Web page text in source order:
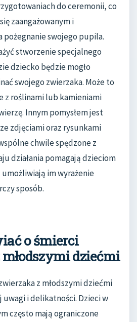
do ceremonii, co
zaangażowanym i
swojego pupila.
stworzenie specjalnego
dziecko będzie mogło
swojego zwierzaka. Może to
z roślinami lub kamieniami
Innym pomysłem jest
zdjęciami oraz rysunkami
chwile spędzone z
działania pomagają dzieciom
im wyrażenie
sposób.
o śmierci
dziećmi
z młodszymi dziećmi
uwagi i delikatności. Dzieci w
często mają ograniczone